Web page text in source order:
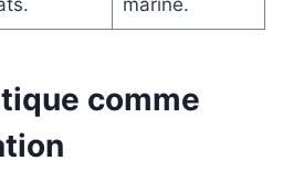
marine.
comme